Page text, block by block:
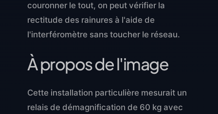
couronner le tout, on peut vérifier la
rectitude des rainures à l'aide de
l'interféromètre sans toucher le réseau.
À propos de l'image
Cette installation particulière mesurait un
relais de démagnification de 60 kg avec